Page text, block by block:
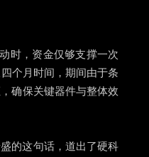
时，资金仅够支撑一次
个月时间，期间由于条
确保关键器件与整体效
的这句话，道出了硬科